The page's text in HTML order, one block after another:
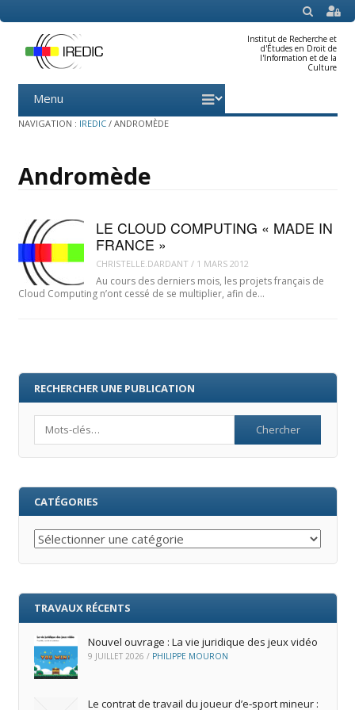
SEARCH
Institut de Recherche et
d'Études en Droit de
l'Information et de la
Culture
Menu
content
NAVIGATION : IREDIC / ANDROMÈDE
Andromède
LE CLOUD COMPUTING « MADE IN
FRANCE »
CHRISTELLE.DARDANT / 1 MARS 2012
Au cours des derniers mois, les projets français de
Cloud Computing n’ont cessé de se multiplier, afin de…
RECHERCHER UNE PUBLICATION
CATÉGORIES
Catégories
TRAVAUX RÉCENTS
Nouvel ouvrage : La vie juridique des jeux vidéo
9 JUILLET 2026 / PHILIPPE MOURON
Le contrat de travail du joueur d’e‑sport mineur :